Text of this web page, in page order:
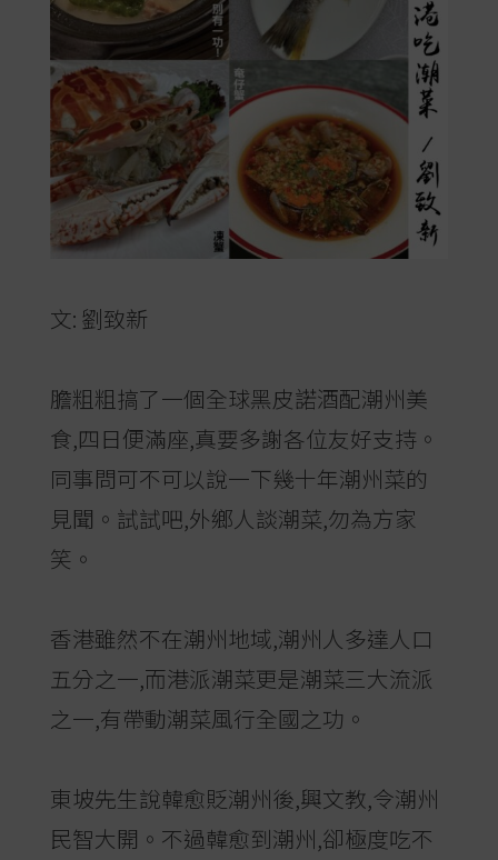
文: 劉致新
膽粗粗搞了一個全球黑皮諾酒配潮州美
食,四日便滿座,真要多謝各位友好支持。
同事問可不可以說一下幾十年潮州菜的
見聞。試試吧,外鄉人談潮菜,勿為方家
笑。
香港雖然不在潮州地域,潮州人多達人口
五分之一,而港派潮菜更是潮菜三大流派
之一,有帶動潮菜風行全國之功。
東坡先生說韓愈貶潮州後,興文教,令潮州
民智大開。不過韓愈到潮州,卻極度吃不